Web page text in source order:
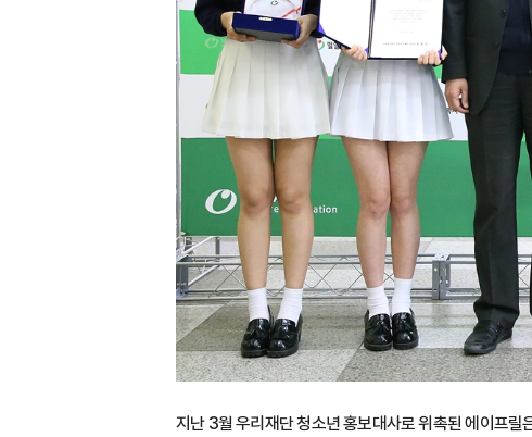
지난 3월 우리재단 청소년 홍보대사로 위촉된 에이프